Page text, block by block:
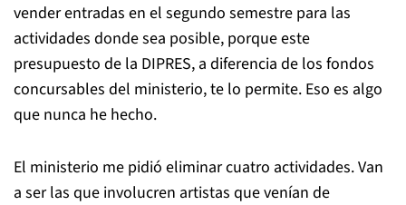
vender entradas en el segundo semestre para las
actividades donde sea posible, porque este
presupuesto de la DIPRES, a diferencia de los fondos
concursables del ministerio, te lo permite. Eso es algo
que nunca he hecho.
El ministerio me pidió eliminar cuatro actividades. Van
a ser las que involucren artistas que venían de